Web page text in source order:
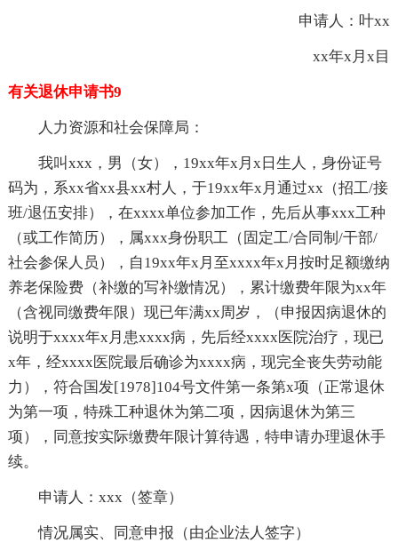
申请人：叶xx
xx年x月x目
有关退休申请书9
人力资源和社会保障局：
我叫xxx，男（女），19xx年x月x日生人，身份证号
码为，系xx省xx县xx村人，于19xx年x月通过xx（招工/接
班/退伍安排），在xxxx单位参加工作，先后从事xxx工种
（或工作简历），属xxx身份职工（固定工/合同制/干部/
社会参保人员），自19xx年x月至xxxx年x月按时足额缴纳
养老保险费（补缴的写补缴情况），累计缴费年限为xx年
（含视同缴费年限）现已年满xx周岁，（申报因病退休的
说明于xxxx年x月患xxxx病，先后经xxxx医院治疗，现已
x年，经xxxx医院最后确诊为xxxx病，现完全丧失劳动能
力），符合国发[1978]104号文件第一条第x项（正常退休
为第一项，特殊工种退休为第二项，因病退休为第三
项），同意按实际缴费年限计算待遇，特申请办理退休手
续。
申请人：xxx（签章）
情况属实、同意申报（由企业法人签字）